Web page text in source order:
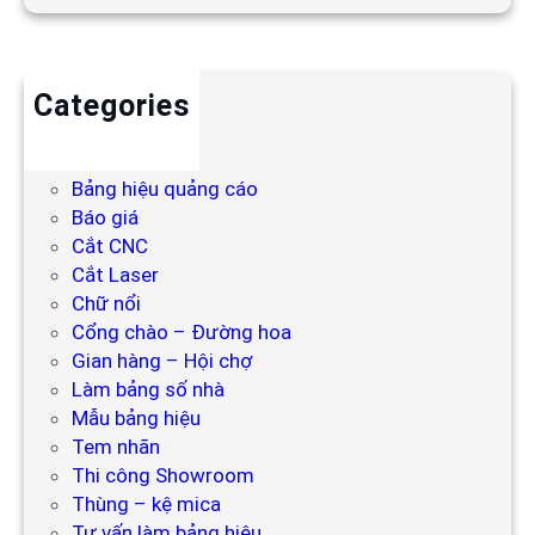
Categories
Bảng hiệu quảng cáo
Báo giá
Cắt CNC
Cắt Laser
Chữ nổi
Cổng chào – Đường hoa
Gian hàng – Hội chợ
Làm bảng số nhà
Mẫu bảng hiệu
Tem nhãn
Thi công Showroom
Thùng – kệ mica